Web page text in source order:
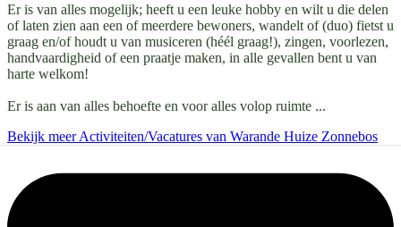
Er is van alles mogelijk; heeft u een leuke hobby en wilt u die delen
of laten zien aan een of meerdere bewoners, wandelt of (duo) fietst u
graag en/of houdt u van musiceren (héél graag!), zingen, voorlezen,
handvaardigheid of een praatje maken, in alle gevallen bent u van
harte welkom!
Er is aan van alles behoefte en voor alles volop ruimte ...
Bekijk meer Activiteiten/Vacatures van Warande Huize Zonnebos